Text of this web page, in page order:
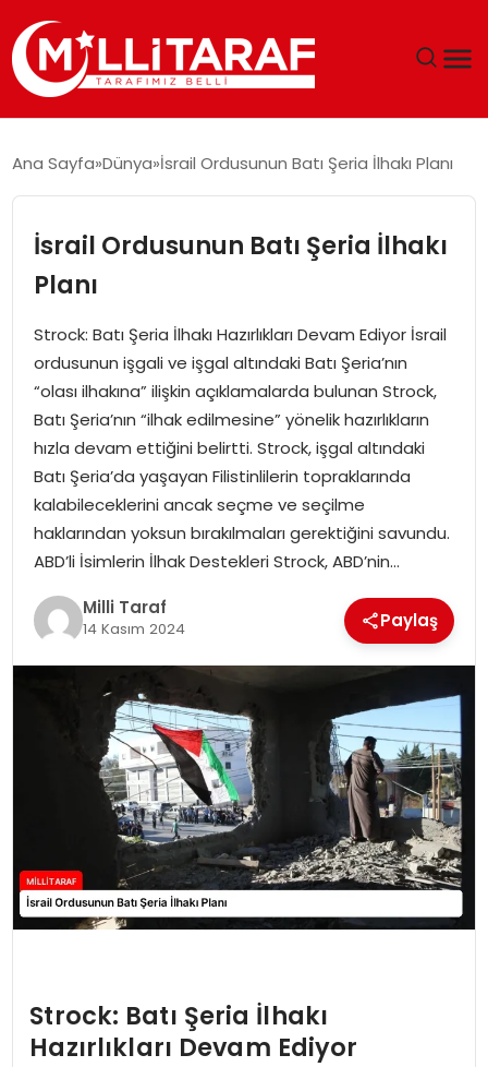
ÖZEL SAYFALAR
TEKNOLOJI
SPOR
SIYASET
MAGAZIN
Ana Sayfa Dünya İsrail Ordusunun Batı Şeria İlhakı Planı
İsrail Ordusunun Batı Şeria İlhakı
Planı
Strock: Batı Şeria İlhakı Hazırlıkları Devam Ediyor İsrail
ordusunun işgali ve işgal altındaki Batı Şeria’nın
“olası ilhakına” ilişkin açıklamalarda bulunan Strock,
Batı Şeria’nın “ilhak edilmesine” yönelik hazırlıkların
hızla devam ettiğini belirtti. Strock, işgal altındaki
Batı Şeria’da yaşayan Filistinlilerin topraklarında
kalabileceklerini ancak seçme ve seçilme
haklarından yoksun bırakılmaları gerektiğini savundu.
ABD’li İsimlerin İlhak Destekleri Strock, ABD’nin…
Milli Taraf
14 Kasım 2024 Paylaş
Strock: Batı Şeria İlhakı
Hazırlıkları Devam Ediyor